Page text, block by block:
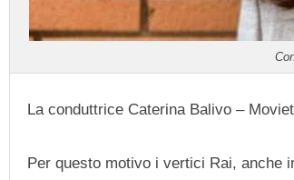
La conduttrice Caterina Balivo –
Per questo motivo i vertici Rai, anche